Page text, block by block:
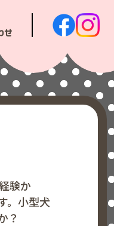
せ
験か
。小型犬
？